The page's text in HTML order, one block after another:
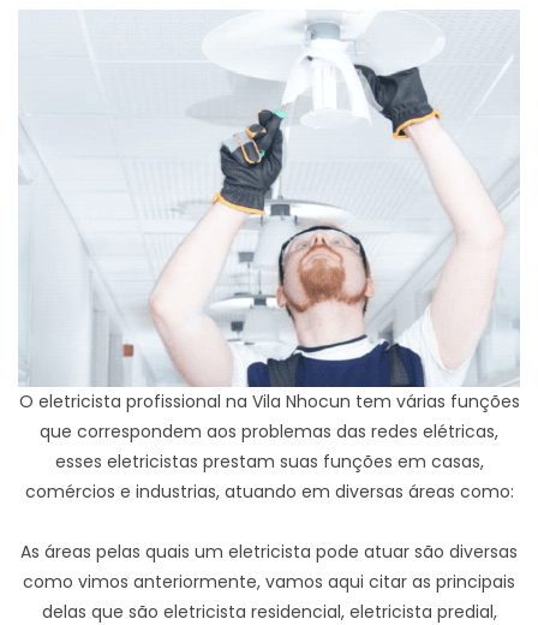
O eletricista profissional na Vila Nhocun tem várias funções
que correspondem aos problemas das redes elétricas,
esses eletricistas prestam suas funções em casas,
comércios e industrias, atuando em diversas áreas como:
As áreas pelas quais um eletricista pode atuar são diversas
como vimos anteriormente, vamos aqui citar as principais
delas que são eletricista residencial, eletricista predial,